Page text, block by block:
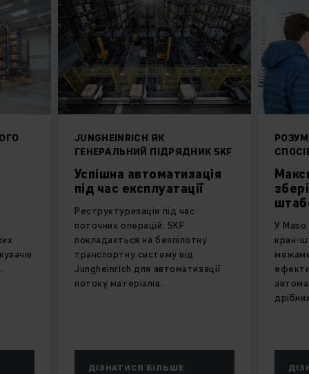
JUNGHEINRICH ЯК
ГЕНЕРАЛЬНИЙ ПІДРЯДНИК SKF
Успішна автоматизація
під час експлуатації
Реструктуризація під час
поточних операцій: SKF
покладається на безпілотну
транспортну систему від
Jungheinrich для автоматизації
потоку матеріалів.
ДІЗНАТИСЯ БІЛЬШЕ
У
кран-